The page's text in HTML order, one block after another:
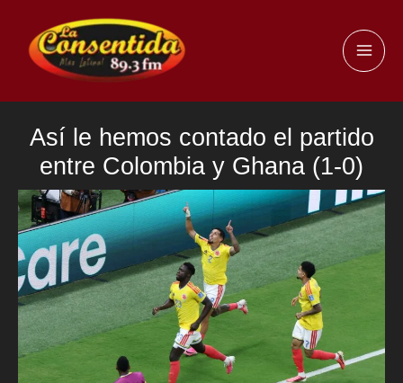
contenido
Así le hemos contado el partido
entre Colombia y Ghana (1-0)